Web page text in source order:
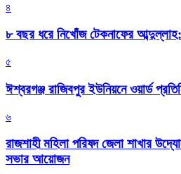
৪
৮ বছর ধরে নিখোঁজ টেকনাফের
৫
ঈশ্বরগঞ্জ রাজিবপুর ইউনিয়নে ওয়ার্ড
৬
রাজশাহী মহিলা পরিষদ জেলা শাখার
সভার আয়োজন